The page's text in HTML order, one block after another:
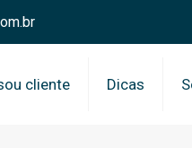
cliente Dicas